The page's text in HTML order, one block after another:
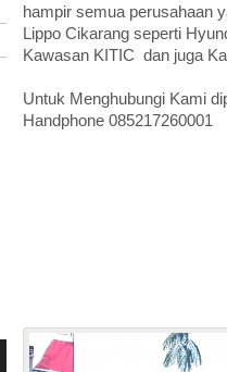
hampir semua perusahaan
Lippo Cikarang seperti
Kawasan KITIC dan juga
Untuk Menghubungi Kami
Handphone